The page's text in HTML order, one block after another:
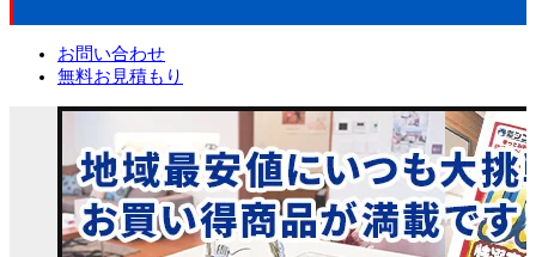
お問い合わせ
無料お見積もり